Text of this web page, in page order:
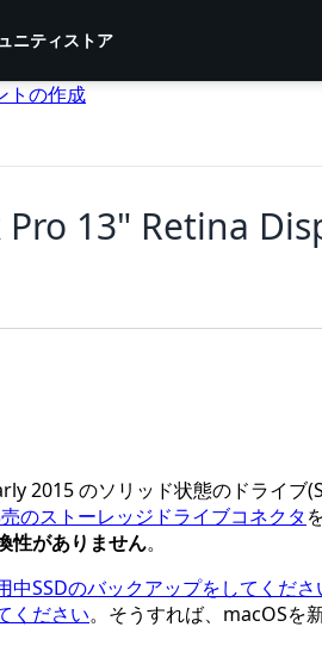
ニティストア
トの作成
13" Retina
2015 のソリッド状態のドライブ
のストーレッジドライブコネクタ
性がありません。
中SSDのバックアップをしてくださ
ください。そうすれば、macOSを